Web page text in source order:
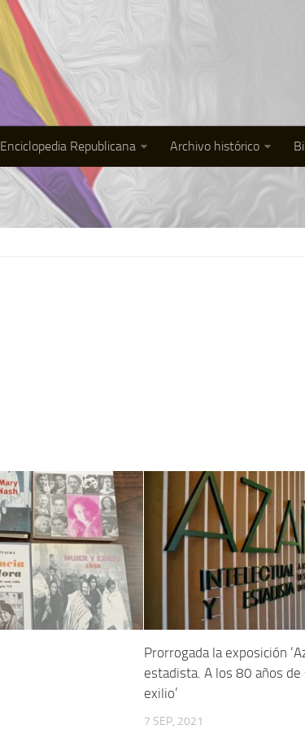
Enciclopedia Republicana Archivo histórico
Prorrogada la exposición
estadista. A los 80 años
exilio’
7 SEP, 2021